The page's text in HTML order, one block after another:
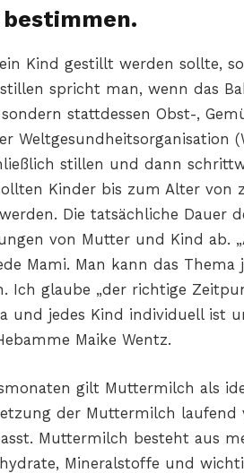
ein Kind gestillt werden sollte,
spricht man, wenn das
stattdessen Obst-,
Weltgesundheitsorganisation
stillen und dann
Kinder bis zum Alter von
Die tatsächliche Dauer
von Mutter und Kind ab.
Mami. Man kann das
Ich glaube „der richtige
und jedes Kind individuell ist
Maike Wentz.
gilt Muttermilch als
der Muttermilch
Muttermilch besteht aus
Mineralstoffe und